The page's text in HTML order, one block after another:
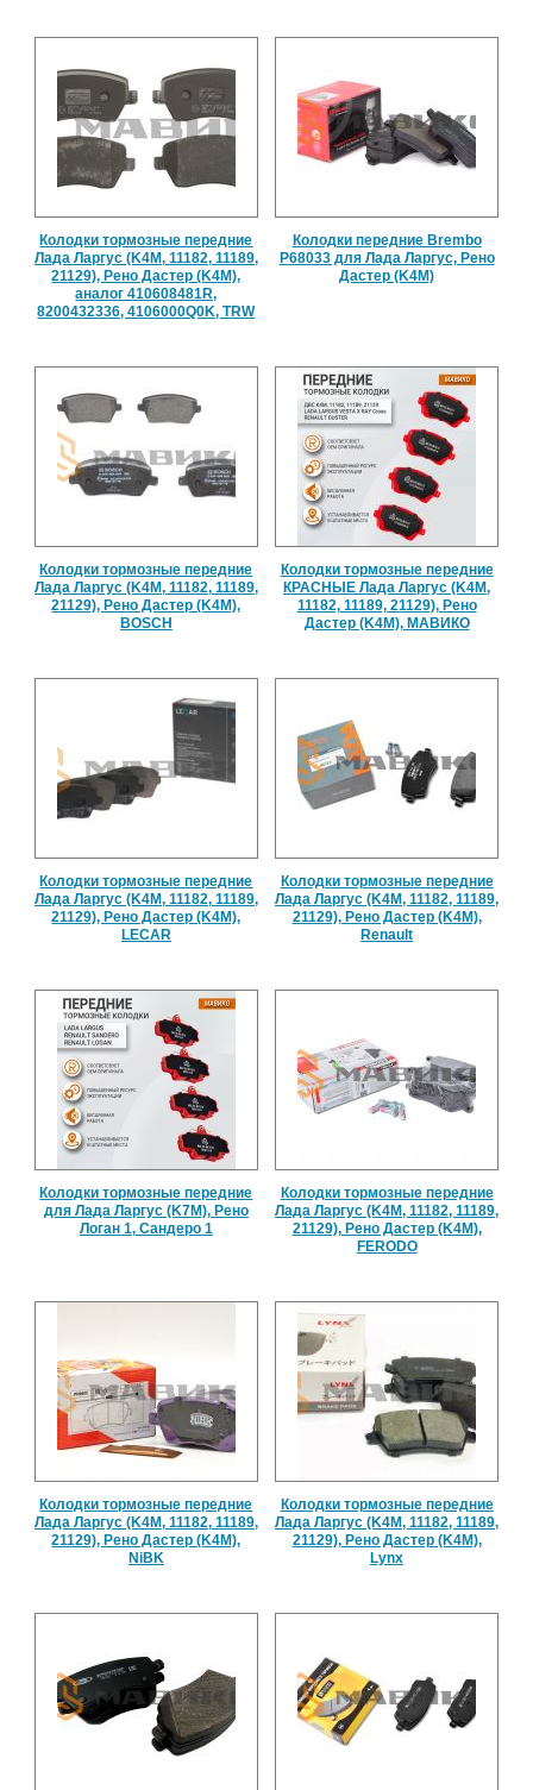
Колодки тормозные передние
Лада Ларгус (K4M, 11182, 11189,
21129), Рено Дастер (K4M),
аналог 410608481R,
8200432336, 4106000Q0K, TRW
Колодки передние Brembo
P68033 для Лада Ларгус, Рено
Дастер (K4M)
Колодки тормозные передние
Лада Ларгус (K4M, 11182, 11189,
21129), Рено Дастер (K4M),
BOSCH
Колодки тормозные передние
КРАСНЫЕ Лада Ларгус (K4M,
11182, 11189, 21129), Рено
Дастер (K4M), МАВИКО
Колодки тормозные передние
Лада Ларгус (K4M, 11182, 11189,
21129), Рено Дастер (K4M),
LECAR
Колодки тормозные передние
Лада Ларгус (K4M, 11182, 11189,
21129), Рено Дастер (K4M),
Renault
Колодки тормозные передние
для Лада Ларгус (K7M), Рено
Логан 1, Сандеро 1
Колодки тормозные передние
Лада Ларгус (K4M, 11182, 11189,
21129), Рено Дастер (K4M),
FERODO
Колодки тормозные передние
Лада Ларгус (K4M, 11182, 11189,
21129), Рено Дастер (K4M),
NiBK
Колодки тормозные передние
Лада Ларгус (K4M, 11182, 11189,
21129), Рено Дастер (K4M),
Lynx